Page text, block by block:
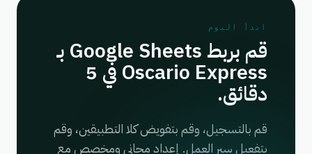
ابدأ اليوم
قم بربط Google Sheets بـ
Oscario Express في 5
دقائق.
قم بالتسجيل، وقم بتفويض كلا التطبيقين، وقم
بتفعيل سير العمل. إعداد مجاني ومخصص مع